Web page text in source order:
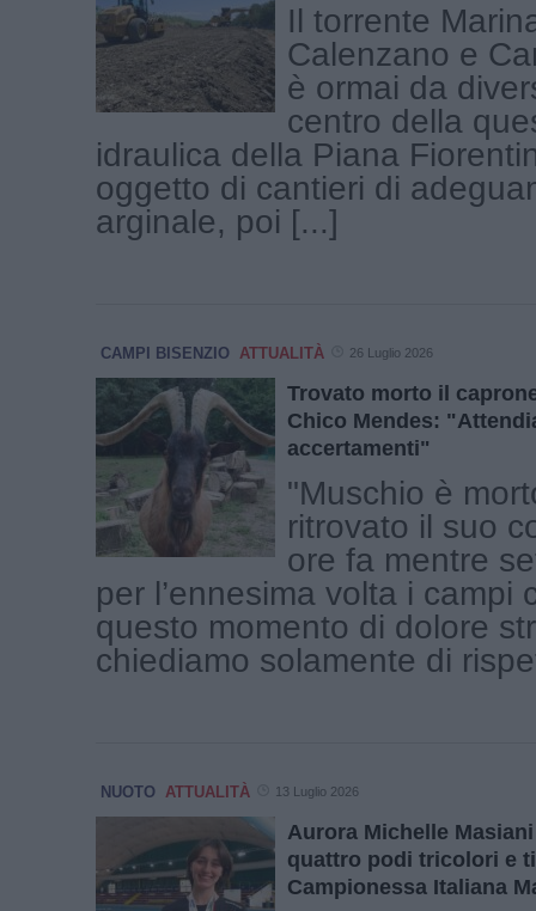
Il torrente
Calenzano e
è ormai da
centro della
idraulica della Piana
oggetto di cantieri di
arginale, poi [...]
CAMPI BISENZIO ATTUALITÀ 26 Luglio 2026
Trovato morto il
Chico Mendes:
accertamenti"
"Muschio è
ritrovato il suo
ore fa mentre
per l’ennesima volta i campi
questo momento di dolore
chiediamo solamente di
NUOTO ATTUALITÀ 13 Luglio 2026
Aurora Michelle
quattro podi tricolori e
Campionessa Italiana